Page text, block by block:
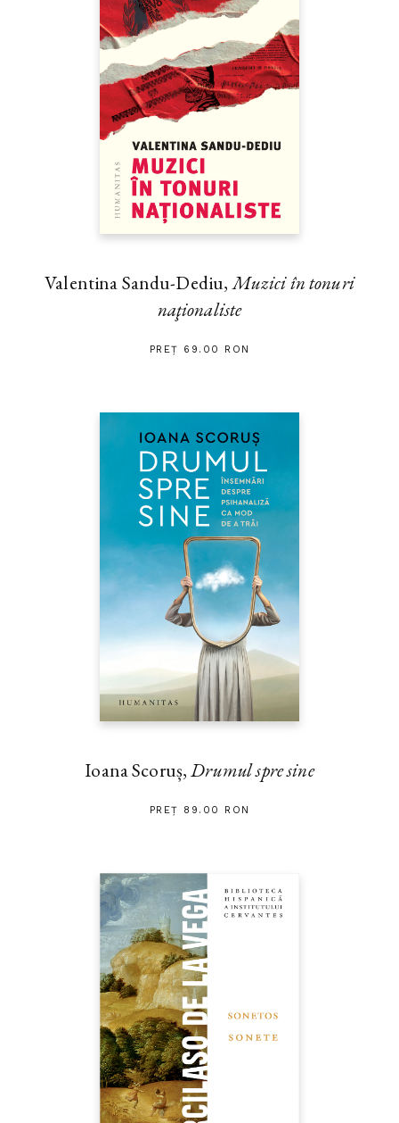
Valentina Sandu-Dediu,Muzici în tonuri
naţionaliste
PREȚ 69.00 RON
Ioana Scoruș,Drumul spre sine
PREȚ 89.00 RON